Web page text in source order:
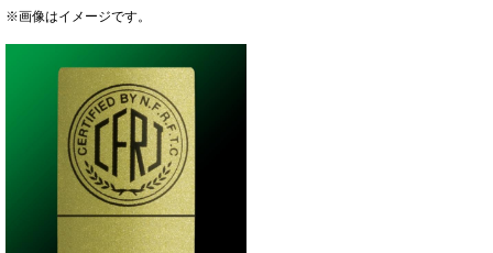
※画像はイメージです。